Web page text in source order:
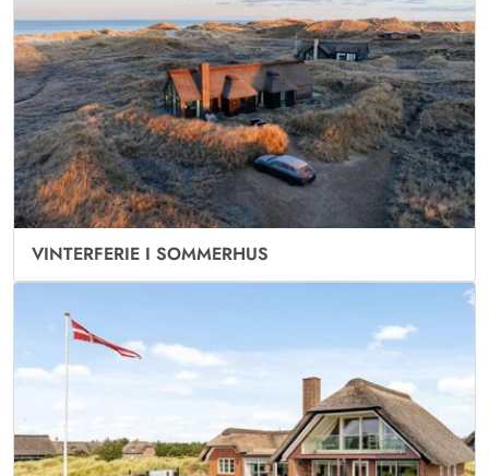
VINTERFERIE I SOMMERHUS